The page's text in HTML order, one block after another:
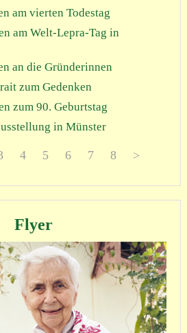
am vierten Todestag
am Welt-Lepra-Tag in
an die Gründerinnen
zum Gedenken
zum 90. Geburtstag
in Münster
4 5 6 7 8 >
Flyer